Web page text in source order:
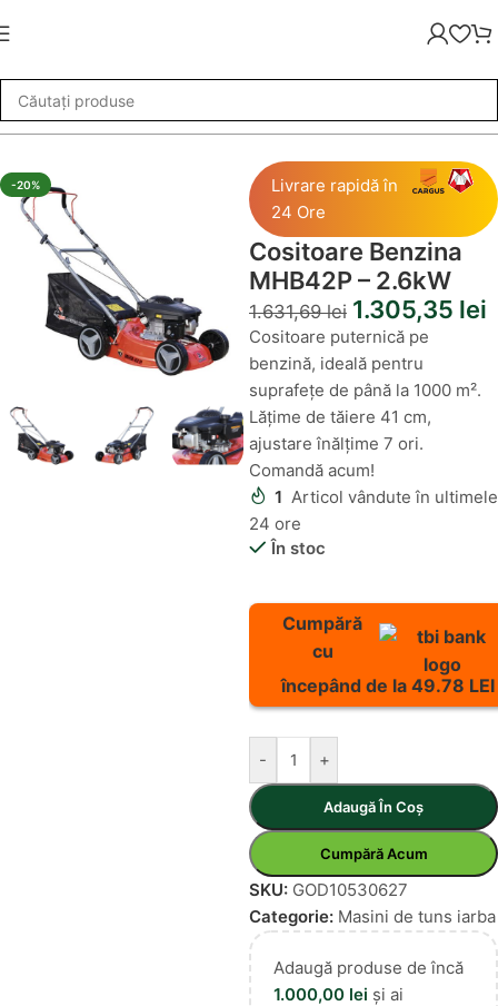
»Masini de tuns iarba»Cositoare Benzina MHB42P – 2.6kW
-20%
Livrare rapidă în
24 Ore
Cositoare Benzina
MHB42P – 2.6kW
1.631,69lei 1.305,35 lei
Cositoare puternică pe
benzină, ideală pentru
suprafețe de până la 1000 m².
Lățime de tăiere 41 cm,
ajustare înălțime 7 ori.
Comandă acum!
1 Articol vândute în ultimele
24 ore
În stoc
Cumpără
cu
începând de la 49.78 LEI
- +
Adaugă În Coș
Cumpără Acum
SKU: GOD10530627
Categorie: Masini de tuns iarba
Adaugă produse de încă
1.000,00 lei și ai